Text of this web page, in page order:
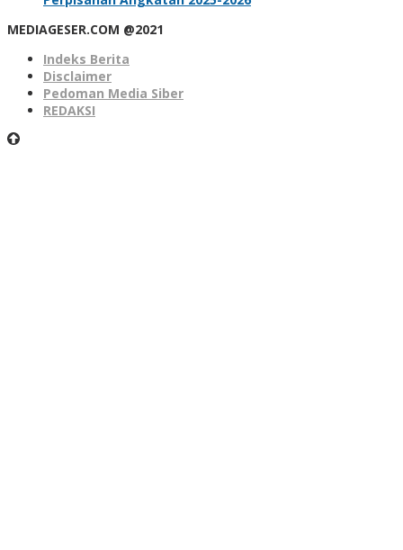
MEDIAGESER.COM @2021
Indeks Berita
Disclaimer
Pedoman Media Siber
REDAKSI